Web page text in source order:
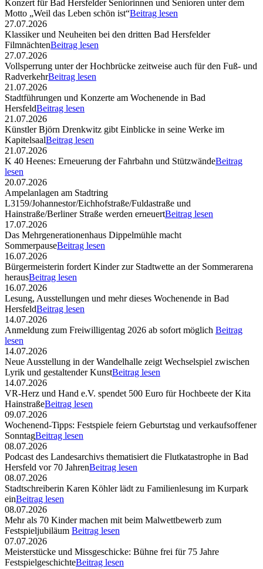
Konzert für Bad Hersfelder Seniorinnen und Senioren unter dem
Motto „Weil das Leben schön ist“Beitrag lesen
27.07.2026
Klassiker und Neuheiten bei den dritten Bad Hersfelder
FilmnächtenBeitrag lesen
27.07.2026
Vollsperrung unter der Hochbrücke zeitweise auch für den Fuß- und
RadverkehrBeitrag lesen
21.07.2026
Stadtführungen und Konzerte am Wochenende in Bad
HersfeldBeitrag lesen
21.07.2026
Künstler Björn Drenkwitz gibt Einblicke in seine Werke im
KapitelsaalBeitrag lesen
21.07.2026
K 40 Heenes: Erneuerung der Fahrbahn und StützwändeBeitrag
lesen
20.07.2026
Ampelanlagen am Stadtring
L3159/Johannestor/Eichhofstraße/Fuldastraße und
Hainstraße/Berliner Straße werden erneuertBeitrag lesen
17.07.2026
Das Mehrgenerationenhaus Dippelmühle macht
SommerpauseBeitrag lesen
16.07.2026
Bürgermeisterin fordert Kinder zur Stadtwette an der Sommerarena
herausBeitrag lesen
16.07.2026
Lesung, Ausstellungen und mehr dieses Wochenende in Bad
HersfeldBeitrag lesen
14.07.2026
Anmeldung zum Freiwilligentag 2026 ab sofort möglich Beitrag
lesen
14.07.2026
Neue Ausstellung in der Wandelhalle zeigt Wechselspiel zwischen
Lyrik und gestaltender KunstBeitrag lesen
14.07.2026
VR-Herz und Hand e.V. spendet 500 Euro für Hochbeete der Kita
HainstraßeBeitrag lesen
09.07.2026
Wochenend-Tipps: Festspiele feiern Geburtstag und verkaufsoffener
SonntagBeitrag lesen
08.07.2026
Podcast des Landesarchivs thematisiert die Flutkatastrophe in Bad
Hersfeld vor 70 JahrenBeitrag lesen
08.07.2026
Stadtschreiberin Karen Köhler lädt zu Familienlesung im Kurpark
einBeitrag lesen
08.07.2026
Mehr als 70 Kinder machen mit beim Malwettbewerb zum
Festspieljubiläum Beitrag lesen
07.07.2026
Meisterstücke und Missgeschicke: Bühne frei für 75 Jahre
FestspielgeschichteBeitrag lesen